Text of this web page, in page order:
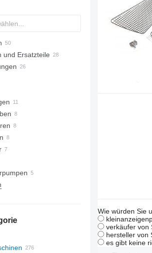
und Ersatzteile
Wie würden Sie
verkäufer von
hersteller von
es gibt keine